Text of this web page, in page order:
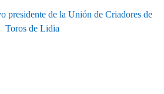
presidente de la Unión de Criadores de
Toros de Lidia